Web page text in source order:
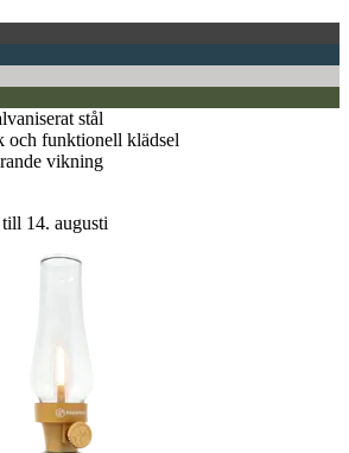
stål
och funktionell klädsel
vikning
14. augusti